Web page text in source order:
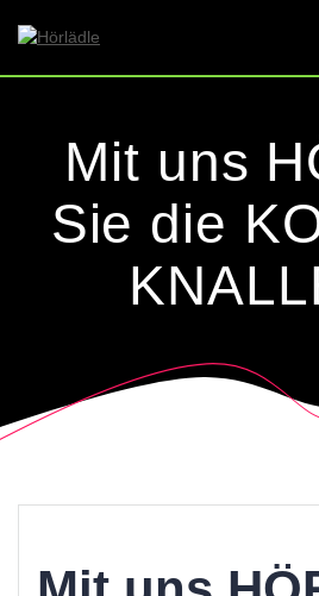
Mit uns
Sie die